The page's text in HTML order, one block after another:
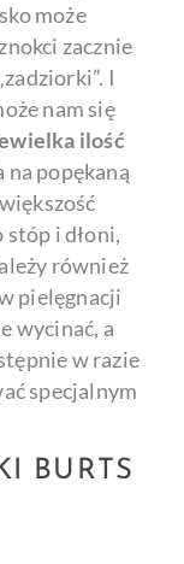
może
zacznie
I
nam się
ilość
na popękaną
i dłoni,
również
pielęgnacji
wycinać, a
w razie
specjalnym
BURTS